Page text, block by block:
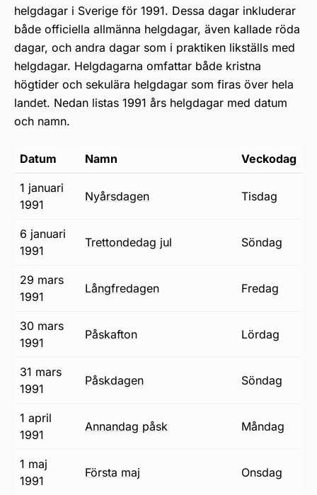
helgdagar i Sverige för 1991. Dessa dagar inkluderar
både officiella allmänna helgdagar, även kallade röda
dagar, och andra dagar som i praktiken likställs med
helgdagar. Helgdagarna omfattar både kristna
högtider och sekulära helgdagar som firas över hela
landet. Nedan listas 1991 års helgdagar med datum
och namn.
Datum Namn Veckodag
1 januari
1991
nyårsdagen tisdag
6 januari
1991
trettondedag jul söndag
29 mars
1991
långfredagen fredag
30 mars
1991
påskafton lördag
31 mars
1991
påskdagen söndag
1 april
1991
annandag påsk måndag
1 maj
1991
första maj onsdag